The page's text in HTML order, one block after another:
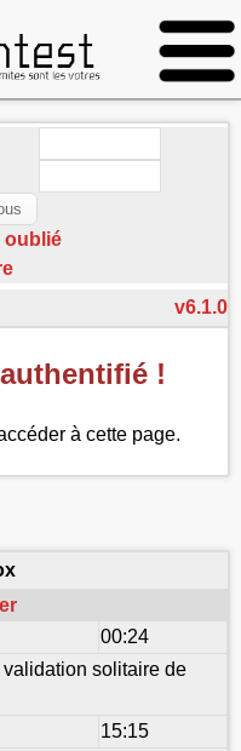
oublié
v6.1.0
!
à cette page.
00:24
solitaire de
15:15